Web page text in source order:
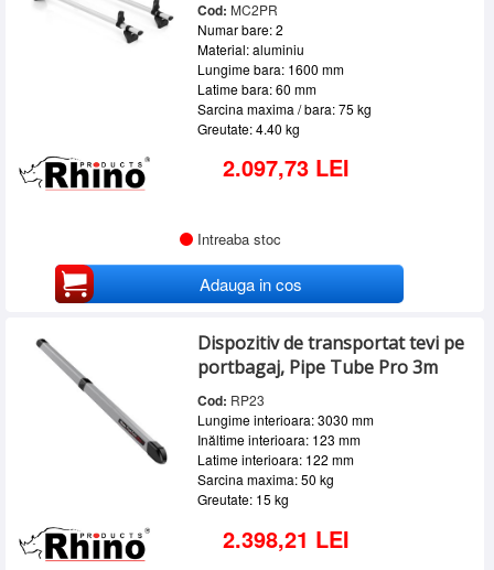
Cod: MC2PR
Numar bare: 2
Material: aluminiu
Lungime bara: 1600 mm
Latime bara: 60 mm
Sarcina maxima / bara: 75 kg
Greutate: 4.40 kg
2.097,73 LEI
Intreaba stoc
Adauga in cos
Dispozitiv de transportat tevi pe
portbagaj, Pipe Tube Pro 3m
Cod: RP23
Lungime interioara: 3030 mm
Inăltime interioara: 123 mm
Latime interioara: 122 mm
Sarcina maxima: 50 kg
Greutate: 15 kg
2.398,21 LEI